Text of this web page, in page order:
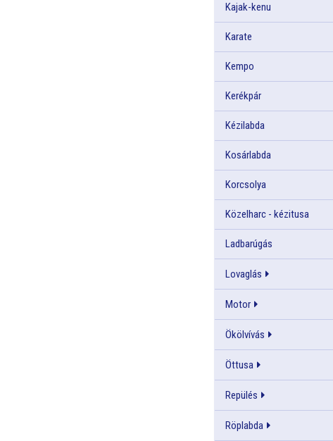
Kajak-kenu
Karate
Kempo
Kerékpár
Kézilabda
Kosárlabda
Korcsolya
Közelharc - kézitusa
Ladbarúgás
Lovaglás
Motor
Ökölvívás
Öttusa
Repülés
Röplabda